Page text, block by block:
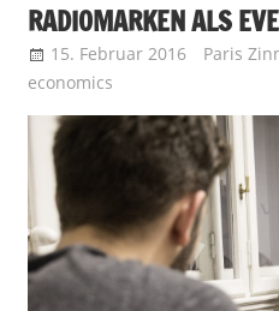
RADIOMARKEN ALS
15. Februar 2016 Paris
economics